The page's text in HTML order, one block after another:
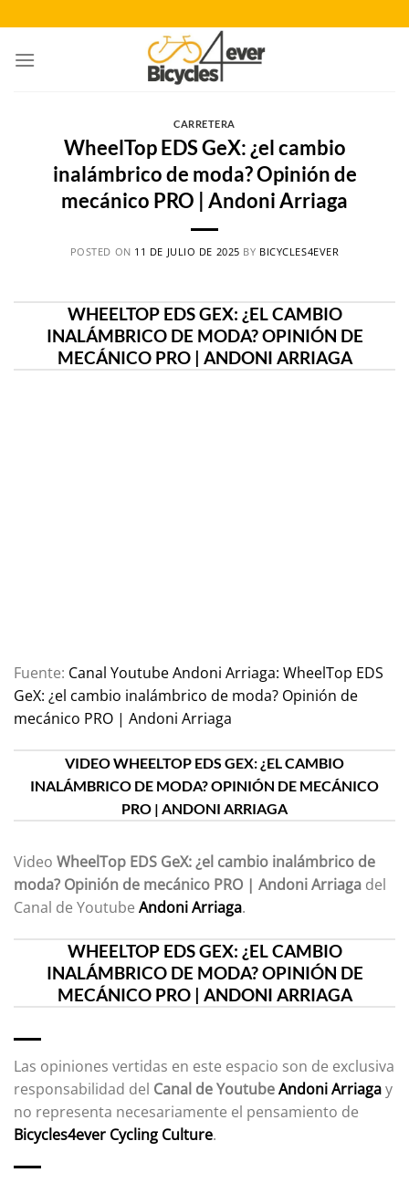
al
contenido
CARRETERA
WheelTop EDS GeX: ¿el cambio
inalámbrico de moda? Opinión de
mecánico PRO | Andoni Arriaga
POSTED ON 11 DE JULIO DE 2025 BY BICYCLES4EVER
WHEELTOP EDS GEX: ¿EL CAMBIO
INALÁMBRICO DE MODA? OPINIÓN DE
MECÁNICO PRO | ANDONI ARRIAGA
Fuente: Canal Youtube Andoni Arriaga: WheelTop EDS
GeX: ¿el cambio inalámbrico de moda? Opinión de
mecánico PRO | Andoni Arriaga
VIDEO WHEELTOP EDS GEX: ¿EL CAMBIO
INALÁMBRICO DE MODA? OPINIÓN DE MECÁNICO
PRO | ANDONI ARRIAGA
Video WheelTop EDS GeX: ¿el cambio inalámbrico de
moda? Opinión de mecánico PRO | Andoni Arriaga del
Canal de Youtube Andoni Arriaga.
WHEELTOP EDS GEX: ¿EL CAMBIO
INALÁMBRICO DE MODA? OPINIÓN DE
MECÁNICO PRO | ANDONI ARRIAGA
Las opiniones vertidas en este espacio son de exclusiva
responsabilidad del Canal de YoutubeAndoni Arriagay
no representa necesariamente el pensamiento de
Bicycles4ever Cycling Culture.